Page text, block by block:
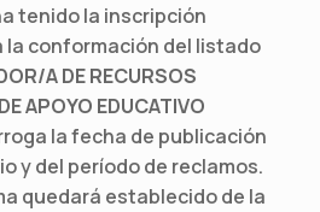
tenido la inscripción
conformación del listado
A DE RECURSOS
APOYO EDUCATIVO
la fecha de publicación
y del período de reclamos.
quedará establecido de la